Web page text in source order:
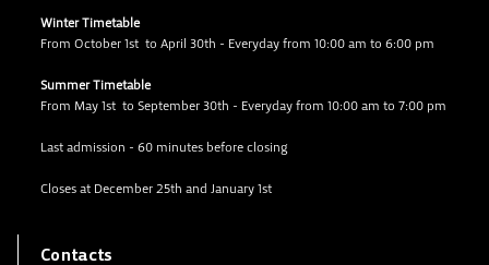
Winter Timetable
From October 1st to April 30th - Everyday from 10:00 am to 6:00 pm
Summer Timetable
From May 1st to September 30th - Everyday from 10:00 am to 7:00 pm
Last admission - 60 minutes before closing
Closes at December 25th and January 1st
Contacts